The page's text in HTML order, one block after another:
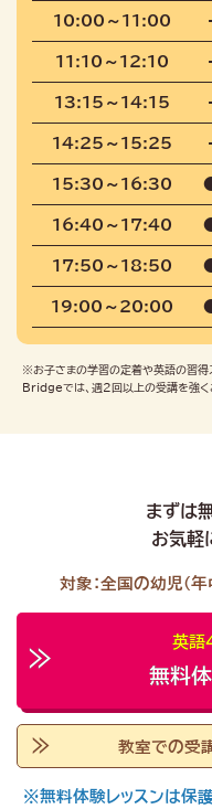
10:00～11:00
11:10～12:10
13:15～14:15
14:25～15:25
15:30～16:30
16:40～17:40
17:50～18:50
19:00～20:00
※お子さまの学習の定着や英語の習
Bridgeでは、週2回以上の受講を強く
まずは
お気軽
対象：全国の幼児（年
英語
無料
教室での受
※無料体験レッスンは保